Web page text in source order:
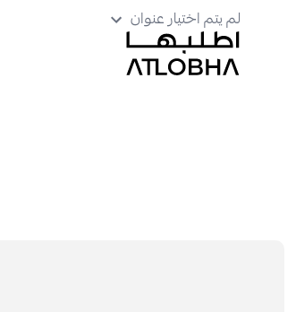
لم يتم اختيار عنوان